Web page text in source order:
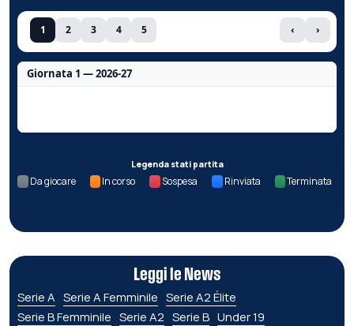
1 2 3 4 5 ‹ ›
Giornata 1 — 2026-27
Legenda stati partita
Da giocare In corso Sospesa Rinviata Terminata
Leggi le News
Serie A Serie A Femminile Serie A2 Élite
Serie B Femminile Serie A2 Serie B Under 19